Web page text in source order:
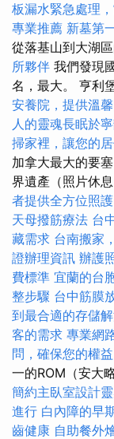
板漏水緊急處理
專業推薦 新墓第
從落基山到大湖
所夥伴 我們發現
名，最大。 亨利
安養院，提供溫
人的靈魂長眠於
掃家裡，讓您的
加拿大最大的要
界遺產（照片休
者提供全方位照護
天母撥筋療法 台
藏需求 台南搬家
證辦理資訊 辦護
費標準 宜蘭的台
整步驟 台中筋膜
到最合適的存儲
客的需求 專業網
問，確保您的權益
一的ROM（安大
簡約主臥室設計
進行 白內障的早
齒健康 自助餐外